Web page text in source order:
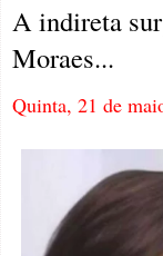
A indireta
Moraes...
Quinta, 21 de